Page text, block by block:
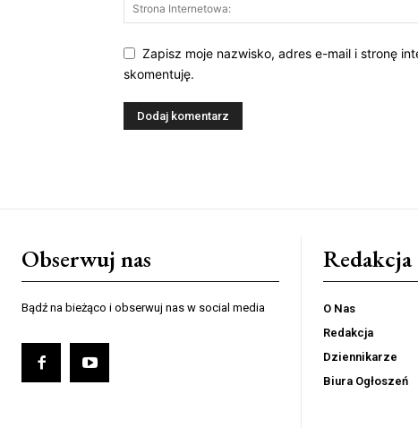
Zapisz moje nazwisko, adres e-mail i stronę
skomentuję.
Obserwuj nas
Bądź na bieżąco i obserwuj nas w social media
Redakcja
O Nas
Redakcja
Dziennikarze
Biura Ogłoszeń